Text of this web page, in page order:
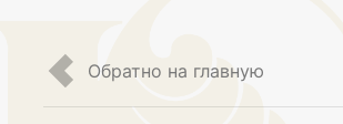
Обратно на главную